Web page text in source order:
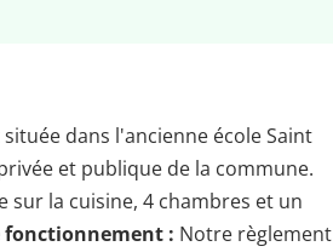
dans l'ancienne école Saint
et publique de la commune.
sur la cuisine, 4 chambres et un
fonctionnement : Notre règlement